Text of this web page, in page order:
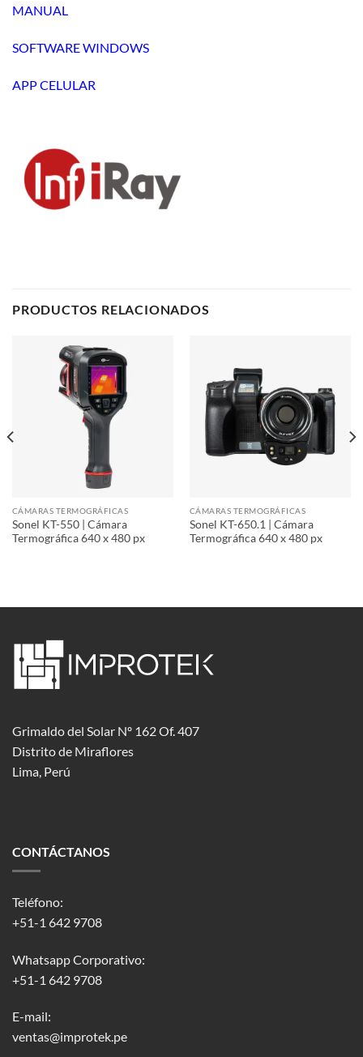
MANUAL
SOFTWARE WINDOWS
APP CELULAR
PRODUCTOS RELACIONADOS
CÁMARAS TERMOGRÁFICAS
Sonel KT-550 | Cámara
Termográfica 640 x 480 px
CÁMARAS TERMOGRÁFICAS
Sonel KT-650.1 | Cámara
Termográfica 640 x 480 px
Grimaldo del Solar Nº 162 Of. 407
Distrito de Miraflores
Lima, Perú
CONTÁCTANOS
Teléfono:
+51-1 642 9708
Whatsapp Corporativo:
+51-1 642 9708
E-mail:
ventas@improtek.pe